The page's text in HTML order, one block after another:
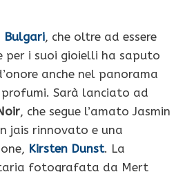
Bulgari, che oltre ad essere
per i suoi gioielli ha saputo
anche nel panorama
Sarà lanciato ad
, che segue l’amato Jasmin
jais rinnovato e una
Kirsten Dunst. La
fotografata da Mert